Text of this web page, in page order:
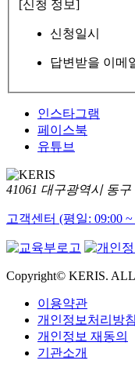
[신청 정보]
신청일시
답변받을 이메
인스타그램
페이스북
유튜브
41061 대구광역시 동
고객센터 (평일: 09:00 ~
Copyright© KERIS.
이용약관
개인정보처리방침
개인정보 재동의
기관소개